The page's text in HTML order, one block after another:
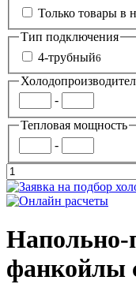
Только товары в
Тип подключения
4-трубный6
-
Тепловая мощность
-
Напольно-
фанкойлы